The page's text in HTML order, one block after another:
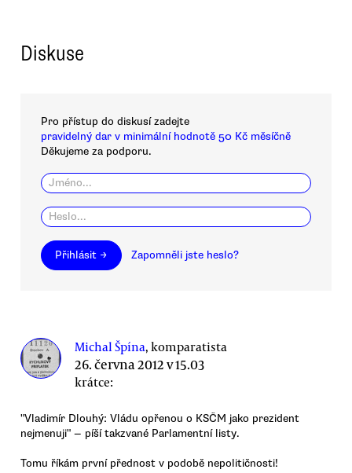
Diskuse
Pro přístup do diskusí zadejte
pravidelný dar v minimální hodnotě 50 Kč měsíčně
Děkujeme za podporu.
Přihlásit → Zapomněli jste heslo?
Michal Špína, komparatista
26. června 2012 v 15.03
krátce:
"Vladimír Dlouhý: Vládu opřenou o KSČM jako prezident
nejmenuji" — píší takzvané Parlamentní listy.
Tomu říkám první přednost v podobě nepolitičnosti!